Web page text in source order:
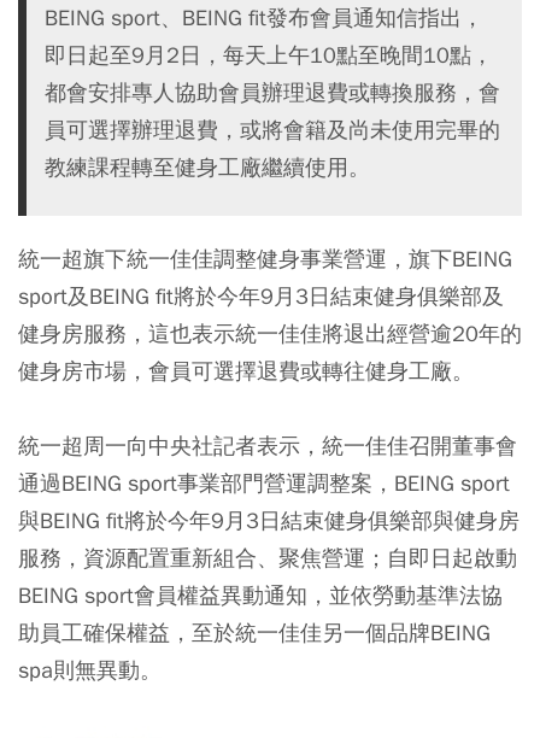
BEING sport、BEING fit發布會員通知信指出，
即日起至9月2日，每天上午10點至晚間10點，
都會安排專人協助會員辦理退費或轉換服務，會
員可選擇辦理退費，或將會籍及尚未使用完畢的
教練課程轉至健身工廠繼續使用。
統一超旗下統一佳佳調整健身事業營運，旗下BEING
sport及BEING fit將於今年9月3日結束健身俱樂部及
健身房服務，這也表示統一佳佳將退出經營逾20年的
健身房市場，會員可選擇退費或轉往健身工廠。
統一超周一向中央社記者表示，統一佳佳召開董事會
通過BEING sport事業部門營運調整案，BEING sport
與BEING fit將於今年9月3日結束健身俱樂部與健身房
服務，資源配置重新組合、聚焦營運；自即日起啟動
BEING sport會員權益異動通知，並依勞動基準法協
助員工確保權益，至於統一佳佳另一個品牌BEING
spa則無異動。